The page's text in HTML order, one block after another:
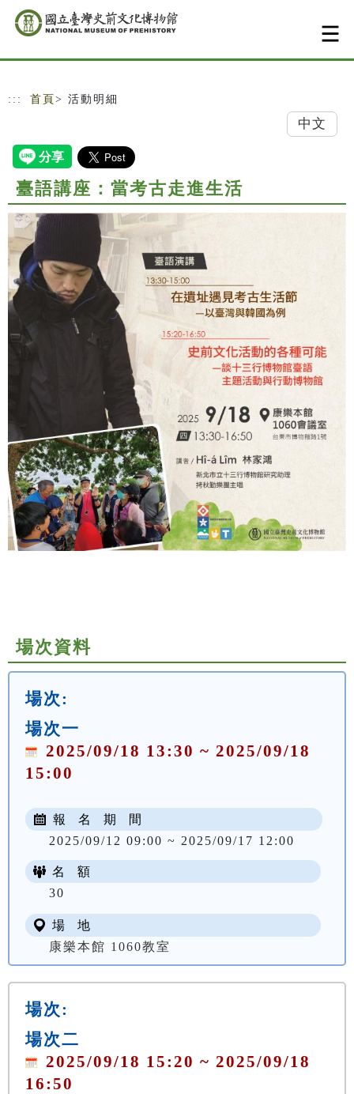
跳到主要內容
網站導覽
::: 首頁 > 活動明細
中文
臺語講座：當考古走進生活
場次資料
場次:
場次一
2025/09/18 13:30 ~ 2025/09/18
15:00
報 名 期 間
2025/09/12 09:00 ~ 2025/09/17 12:00
名 額
30
場 地
康樂本館 1060教室
場次:
場次二
2025/09/18 15:20 ~ 2025/09/18
16:50